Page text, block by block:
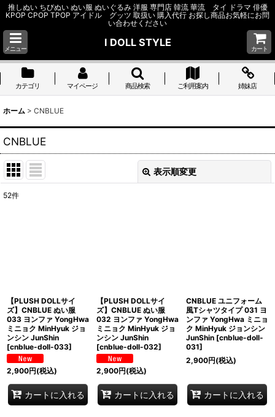
推しぬい ちびぬい ぬい服 ぬいぐるみ 洋服 専門店 韓流 華流 タイ ドラマ 俳優
KPOP CPOP TPOP アイドル グッツ 取扱い 購入代行 お探し商品お気軽にお問
い合わせください
メニュー
I DOLL STYLE
カート
カテゴリ マイページ 商品検索 ご利用案内 姉妹店
ホーム > CNBLUE
CNBLUE
表示順変更
絞り込む
52件
【PLUSH DOLLサイ
ズ】CNBLUE ぬい服
033 ヨンファ YongHwa
ミニョク MinHyuk ジョ
ンシン JunShin
[cnblue-doll-033]
2,900円(税込)
カートに入れる
【PLUSH DOLLサイ
ズ】CNBLUE ぬい服
032 ヨンファ YongHwa
ミニョク MinHyuk ジョ
ンシン JunShin
[cnblue-doll-032]
2,900円(税込)
カートに入れる
CNBLUE ユニフォーム
風Tシャツタイプ 031 ヨ
ンファ YongHwa ミニョ
ク MinHyuk ジョンシン
JunShin [cnblue-doll-
031]
2,900円(税込)
カートに入れる